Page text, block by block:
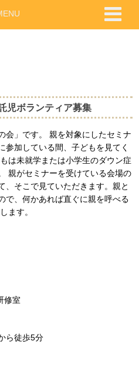
児ボランティア募集
会」です。 親を対象にしたセミナ
参加している間、子どもを見てく
は未就学または小学生のダウン症
親がセミナーを受けている会場の
、そこで見ていただきます。親と
で、何かあれば直ぐに親を呼べる
ます。
修室
ら徒歩5分